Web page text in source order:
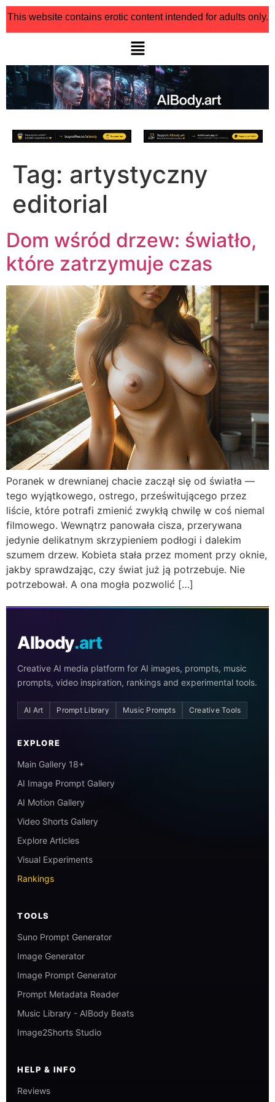
This website contains erotic content intended for adults only.
Tag: artystyczny
editorial
Dom wśród drzew: światło,
które zatrzymuje czas
Poranek w drewnianej chacie zaczął się od światła —
tego wyjątkowego, ostrego, prześwitującego przez
liście, które potrafi zmienić zwykłą chwilę w coś niemal
filmowego. Wewnątrz panowała cisza, przerywana
jedynie delikatnym skrzypieniem podłogi i dalekim
szumem drzew. Kobieta stała przez moment przy oknie,
jakby sprawdzając, czy świat już ją potrzebuje. Nie
potrzebował. A ona mogła pozwolić […]
AIbody.art
Creative AI media platform for AI images, prompts, music
prompts, video inspiration, rankings and experimental tools.
AI Art Prompt Library Music Prompts Creative Tools
EXPLORE
Main Gallery 18+
AI Image Prompt Gallery
AI Motion Gallery
Video Shorts Gallery
Explore Articles
Visual Experiments
Rankings
TOOLS
Suno Prompt Generator
Image Generator
Image Prompt Generator
Prompt Metadata Reader
Music Library - AIBody Beats
Image2Shorts Studio
HELP & INFO
Reviews